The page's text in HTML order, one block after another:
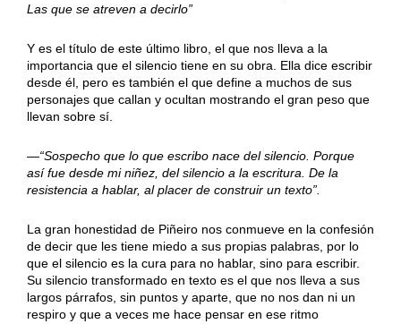
Las que se atreven a decirlo”
Y es el título de este último libro, el que nos lleva a la
importancia que el silencio tiene en su obra. Ella dice escribir
desde él, pero es también el que define a muchos de sus
personajes que callan y ocultan mostrando el gran peso que
llevan sobre sí.
—“Sospecho que lo que escribo nace del silencio. Porque
así fue desde mi niñez, del silencio a la escritura. De la
resistencia a hablar, al placer de construir un texto”.
La gran honestidad de Piñeiro nos conmueve en la confesión
de decir que les tiene miedo a sus propias palabras, por lo
que el silencio es la cura para no hablar, sino para escribir.
Su silencio transformado en texto es el que nos lleva a sus
largos párrafos, sin puntos y aparte, que no nos dan ni un
respiro y que a veces me hace pensar en ese ritmo